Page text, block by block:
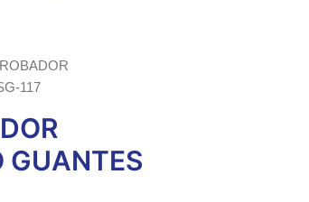
117
GUANTES